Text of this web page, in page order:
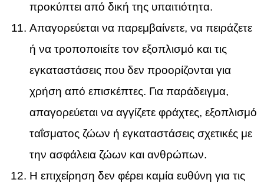
προκύπτει από δική της υπαιτιότητα.
Απαγορεύεται να παρεμβαίνετε, να πειράζετε
ή να τροποποιείτε τον εξοπλισμό και τις
εγκαταστάσεις που δεν προορίζονται για
χρήση από επισκέπτες. Για παράδειγμα,
απαγορεύεται να αγγίζετε φράχτες, εξοπλισμό
ταΐσματος ζώων ή εγκαταστάσεις σχετικές με
την ασφάλεια ζώων και ανθρώπων.
Η επιχείρηση δεν φέρει καμία ευθύνη για τις